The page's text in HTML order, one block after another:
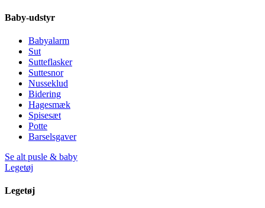
Baby-udstyr
Babyalarm
Sut
Sutteflasker
Suttesnor
Nusseklud
Bidering
Hagesmæk
Spisesæt
Potte
Barselsgaver
Se alt pusle & baby
Legetøj
Legetøj